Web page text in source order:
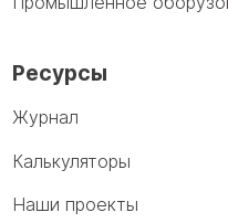
Ресурсы
Журнал
Калькуляторы
Наши проекты